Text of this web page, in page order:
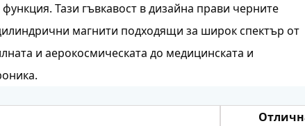
Тази гъвкавост в дизайна прави черните
магнити подходящи за широк спектър от
и аерокосмическата до медицинската и